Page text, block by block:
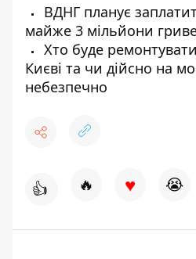
ВДНГ планує
майже 3 мільйони
Хто буде
Києві та чи дійсно на
небезпечно
👍 🔥 ♥ 😭